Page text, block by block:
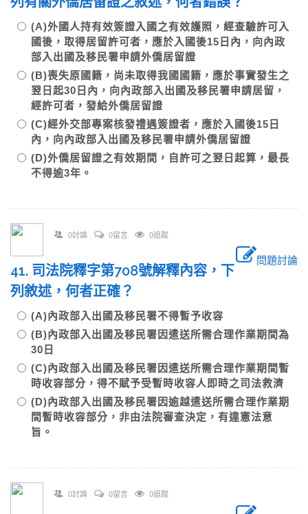
(A)外國人持有效簽證入國之有效護照，經查驗許可入
國後，取得居留許可者，應於入國後15日內，向內政
部入出國及移民署申請外僑居留證
(B)喪失原國籍，尚未取得我國國籍，應於事實發生之
翌日起30日內，向內政部入出國及移民署申請居留，
經許可者，發給外僑居留證
(C)經外交部專案核發禮遇簽證者，應於入國後15日
內，向內政部入出國及移民署申請外僑居留證
(D)外僑居留證之有效期間，自許可之翌日起算，最長
不得逾3年。
0討論 0留言 0追蹤
問題討論
41. 司法院釋字第708號解釋內容，下
列敘述，何者正確？
(A)內政部入出國及移民署不得暫予收容
(B)內政部入出國及移民署因遣送所需合理作業期間為
30日
(C)內政部入出國及移民署因遣送所需合理作業期間暫
時收容部分，得不賦予受暫時收容人即時之司法救濟
(D)內政部入出國及移民署因逾越遣送所需合理作業期
間暫時收容部分，非由法院審查決定，有違憲法意
旨。
0討論 0留言 0追蹤